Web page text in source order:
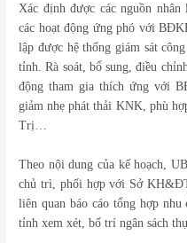
Xác định được các nguồn
các hoạt động ứng phó với
lập được hệ thống giám sát
tỉnh. Rà soát, bổ sung, điều
động tham gia thích ứng với
giảm nhẹ phát thải KNK, phù
Trị…
Theo nội dung của kế hoạch,
chủ trì, phối hợp với Sở
liên quan báo cáo tổng hợp
tỉnh xem xét, bố trí ngân sách